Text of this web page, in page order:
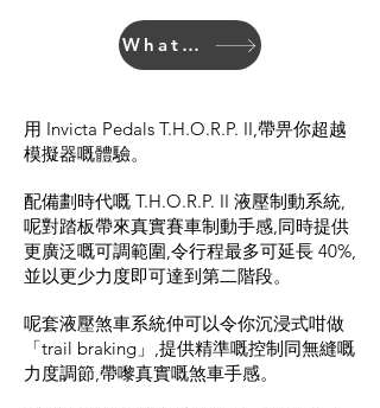
WhatsApp 下單
用 Invicta Pedals T.H.O.R.P. II,帶畀你超越
模擬器嘅體驗。
配備劃時代嘅 T.H.O.R.P. II 液壓制動系統,
呢對踏板帶來真實賽車制動手感,同時提供
更廣泛嘅可調範圍,令行程最多可延長 40%,
並以更少力度即可達到第二階段。
呢套液壓煞車系統仲可以令你沉浸式咁做
「trail braking」,提供精準嘅控制同無縫嘅
力度調節,帶嚟真實嘅煞車手感。